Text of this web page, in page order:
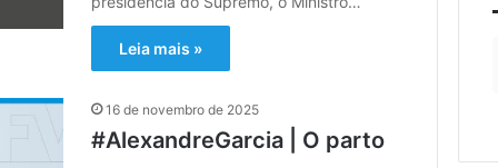
Leia mais »
16 de novembro de 2025
#AlexandreGarcia | O parto